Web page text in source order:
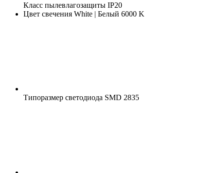
Класс пылевлагозащиты IP20
Цвет свечения White | Белый 6000 K
Типоразмер светодиода SMD 2835